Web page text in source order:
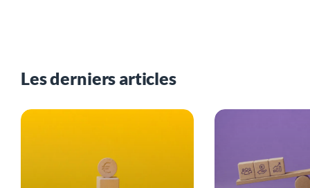
Les derniers articles